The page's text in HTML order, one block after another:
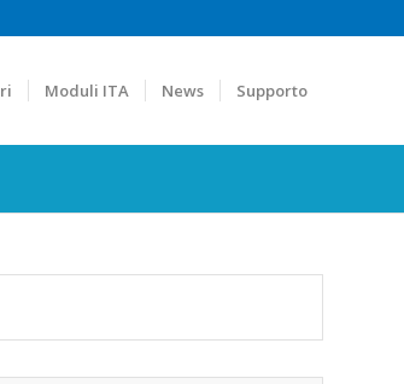
Moduli ITA News Supporto